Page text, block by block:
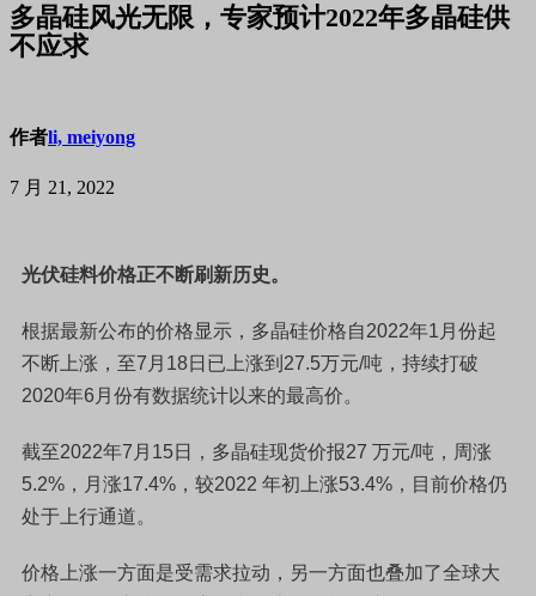
多晶硅风光无限，专家预计2022年多晶硅供
不应求
作者li, meiyong
7 月 21, 2022
光伏硅料价格正不断刷新历史。
根据最新公布的价格显示，多晶硅价格自2022年1月份起
不断上涨，至7月18日已上涨到27.5万元/吨，持续打破
2020年6月份有数据统计以来的最高价。
截至2022年7月15日，多晶硅现货价报27 万元/吨，周涨
5.2%，月涨17.4%，较2022 年初上涨53.4%，目前价格仍
处于上行通道。
价格上涨一方面是受需求拉动，另一方面也叠加了全球大